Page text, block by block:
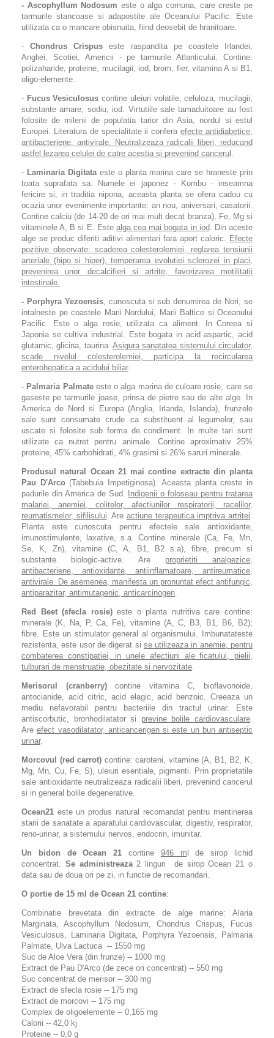
- Ascophyllum Nodosum este o alga comuna, care creste pe
tarmurile stancoase si adapostite ale Oceanului Pacific. Este
utilizata ca o mancare obisnuita, fiind deosebit de hranitoare.
-Chondrus Crispus este raspandita pe coastele Irlandei,
Angliei, Scotiei, Americii - pe tarmurile Atlanticului. Contine:
polizaharide, proteine, mucilagii, iod, brom, fier, vitamina A si B1,
oligo-elemente.
- Fucus Vesiculosus contine uleiuri volatile, celuloza, mucilagii,
substante amare, sodiu, iod. Virtutiile sale tamaduitoare au fost
folosite de milenii de populatia tarior din Asia, nordul si estul
Europei. Literatura de specialitate ii conferaefecte antidiabetice,
antibacteriene, antivirale. Neutralizeaza radicalii liberi, reducand
astfel lezarea celulei de catre acestia si prevenind cancerul .
- Laminaria Digitataeste o planta marina care se hraneste prin
toata suprafata sa. Numele ei japonez - Kombu - inseamna
fericire si, in traditia nipona, aceasta planta se ofera cadou cu
ocazia unor evenimente importante: an nou, aniversari, casatorii.
Contine calciu (de 14-20 de ori mai mult decat branza), Fe, Mg si
vitaminele A, B si E. Este alga cea mai bogata in iod. Din aceste
alge se produc diferiti aditivi alimentari fara aport caloric. Efecte
pozitive observate: scaderea colesterolemiei, reglarea tensiunii
arteriale (hipo si hiper), temperarea evolutiei sclerozei in placi,
prevenirea unor decalcifieri si artrite, favorizarea motilitatii
intestinale.
- Porphyra Yezoensis, cunoscuta si sub denumirea de Nori, se
intalneste pe coastele Marii Nordului, Marii Baltice si Oceanului
Pacific. Este o alga rosie, utilizata ca aliment. In Coreea si
Japonia se cultiva industrial. Este bogata in acid aspartic, acid
glutamic, glicina, taurina. Asigura sanatatea sistemului circulator,
scade nivelul colesterolemiei, participa la recircularea
enterohepatica a acidului biliar.
- Palmaria Palmateeste o alga marina de culoare rosie, care se
gaseste pe tarmurile joase, prinsa de pietre sau de alte alge. In
America de Nord si Europa (Anglia, Irlanda, Islanda), frunzele
sale sunt consumate crude ca substituent al legumelor, sau
uscate si folosite sub forma de condiment. In multe tari sunt
utilizate ca nutret pentru animale. Contine aproximativ 25%
proteine, 45% carbohidrati, 4% grasimi si 26% saruri minerale.
Produsul natural Ocean 21 mai contine extracte din planta
Pau D'Arco (Tabebuia Impetiginosa). Aceasta planta creste in
padurile din America de Sud.
Indigenii o foloseau pentru tratarea
malariei, anemiei, colitelor, afectiunilor respiratorii, racelilor,
reumatismelor, sifilisului. Areactiune terapeutica imptriva artritei.
Planta este cunoscuta pentru efectele sale antioxidante,
imunostimulente, laxative, s.a. Contine minerale (Ca, Fe, Mn,
Se, K, Zn), vitamine (C, A, B1, B2 s.a), fibre, precum si
substante biologic-active. Are proprietiti analgezice,
antibacteriene, antioxidante, antiinflamatoare, antireumatice,
antivirale. De asemenea, manifesta un pronuntat efect antifungic,
antiparazitar, antimutagenic, anticarcinogen.
Red Beet (sfecla rosie)este o planta nutritiva care contine:
minerale (K, Na, P, Ca, Fe), vitamine (A, C, B3, B1, B6, B2);
fibre. Este un stimulator general al organismului. Imbunatateste
rezistenta, este usor de digerat si se utilizeaza in anemie, pentru
combaterea constipatiei, in unele afectiuni ale ficatului, pielii,
tulburari de menstruatie, obezitate si nervozitate.
Merisorul (cranberry)contine vitamina C, bioflavonoide,
antocianide, acid citric, acid elagic, acid benzoic. Creeaza un
mediu nefavorabil pentru bacteriile din tractul urinar. Este
antiscorbutic, bronhodilatator si previne bolile cardiovasculare.
Areefect vasodilatator, anticancerigen si este un bun antiseptic
urinar.
Morcovul (red carrot) contine: caroteni, vitamine (A, B1, B2, K,
Mg, Mn, Cu, Fe, S), uleiuri esentiale, pigmenti. Prin proprietatile
sale antioxidante neutralizeaza radicalii liberi, prevenind cancerul
si in general bolile degenerative.
Ocean21 este un produs natural recomandat pentru mentinerea
starii de sanatate a aparatului cardiovascular, digestiv, respirator,
reno-urinar, a sistemului nervos, endocrin, imunitar.
Un bidon de Ocean 21 contine 946 m l de sirop lichid
concentrat. Se administreaza2 linguri de sirop Ocean 21 o
data sau de doua ori pe zi, in functie de recomandari.
O portie de 15 ml de Ocean 21 contine:
Combinatie brevetata din extracte de alge marine: Alaria
Marginata, Ascophyllum Nodosum, Chondrus Crispus, Fucus
Vesiculosus, Laminaria Digitata, Porphyra Yezoensis, Palmaria
Palmate, Ulva Lactuca -- 1550 mg
Suc de Aloe Vera (din frunze) -- 1000 mg
Extract de Pau D'Arco (de zece ori concentrat) -- 550 mg
Suc concentrat de merisor -- 300 mg
Extract de sfecla rosie -- 175 mg
Extract de morcovi -- 175 mg
Complex de oligoelemente -- 0,165 mg
Calorii -- 42,0 kj
Proteine -- 0,0 g